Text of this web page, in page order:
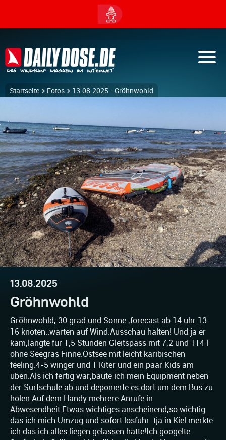
Startseite Fotos 13.08.2025 - Gröhnwohld
13.08.2025
Gröhnwohld
Gröhnwohld, 30 grad und Sonne ,forecast ab 14 uhr 13-
16 knoten..warten auf Wind.Ausschau halten! Und ja er
kam,langte für 1,5 Stunden Gleitspass mit 7,2 und 114 l
ohne Seegras Finne.Ostsee mit leicht karibischen
feeling.4-5 winger und 1 Kiter und ein paar Kids am
üben.Als ich fertig war,baute ich mein Equipment neben
der Surfschule ab und deponierte es dort um dem Bus zu
holen.Auf dem Handy mehrere Anrufe in
Abwesendheit.Etwas wichtiges anscheinend,so wichtig
das ich mich Umzug und sofort losfuhr..tja in Kiel merkte
ich das ich alles liegen gelassen hatte!Ich googelte